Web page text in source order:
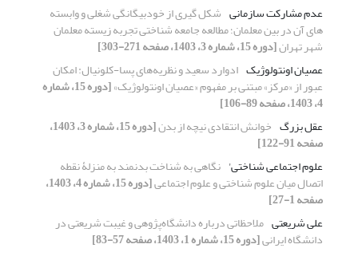
عدم مشارکت سازمانی شکل گیری از خودبیگانگی شغلی و وابسته
های آن در بین معلمان؛ مطالعه جامعه شناختی تجربه زیسته معلمان
شهر تهران[دوره 15، شماره 3، 1403، صفحه 271-303]
عصیان اونتولوژیک ادوارد سعید و نظریه‌های پسا-کلونیال: امکان
عبور از «مرکز» مبتنی بر مفهوم «عصیان اونتولوژیک» [دوره 15، شماره
4، 1403، صفحه 89-106]
عقل بزرگ خوانش انتقادی نیچه از بدن [دوره 15، شماره 3، 1403،
صفحه 91-122]
علوم اجتماعی شناختی' نگاهی به شناخت بدنمند به منزلۀ نقطه
اتصال میان علوم شناختی و علوم اجتماعی [دوره 15، شماره 4، 1403،
صفحه 1-27]
علی شریعتی ملاحظاتی درباره دانشگاه‌پژوهی و غیبت شریعتی در
دانشگاه ایرانی[دوره 15، شماره 1، 1403، صفحه 57-83]